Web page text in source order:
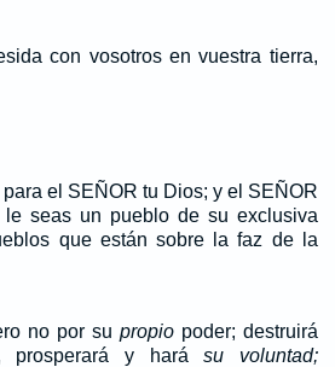
con vosotros en vuestra tierra,
el SEÑOR tu Dios; y el SEÑOR
seas un pueblo de su exclusiva
que están sobre la faz de la
no por supropio poder; destruirá
prosperará y harásu voluntad;